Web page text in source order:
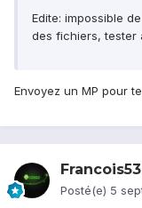
Edite: impossible
des fichiers, tester
Envoyez un MP pour
Francois53
Posté(e) 5